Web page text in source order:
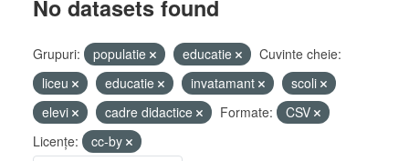
No datasets found
Grupuri: populatie educatie
Cuvinte cheie:
liceu
educatie invatamant
scoli
elevi
cadre didactice Formate:
CSV
Licenţe:
cc-by